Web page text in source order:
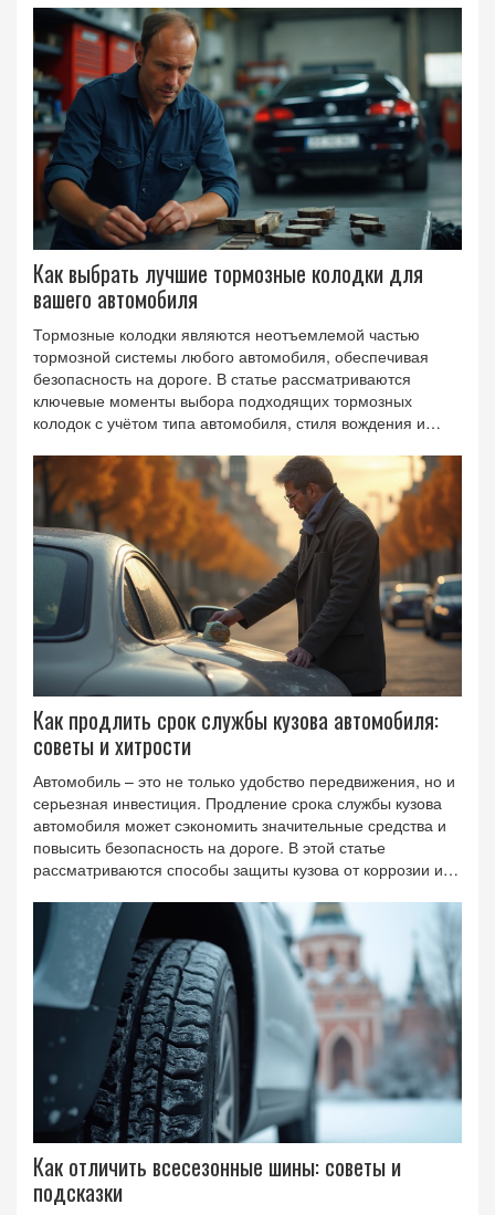
лаконичный вид Japandi. В этой статье мы рассмотрим
ключевые особенности Japandi-стиля и его применение в
тюнинге автомобилей, уделяя внимание гармонии
простоты и новейших технологий.
Как выбрать лучшие тормозные колодки для
вашего автомобиля
Тормозные колодки являются неотъемлемой частью
тормозной системы любого автомобиля, обеспечивая
безопасность на дороге. В статье рассматриваются
ключевые моменты выбора подходящих тормозных
колодок с учётом типа автомобиля, стиля вождения и
различным типам материалов и производителям, а также
советам по замене колодок. Цель статьи — помочь
автовладельцам сделать осознанный выбор и обеспечить
максимальную эффективность торможения.
Как продлить срок службы кузова автомобиля:
советы и хитрости
Автомобиль – это не только удобство передвижения, но и
серьезная инвестиция. Продление срока службы кузова
автомобиля может сэкономить значительные средства и
повысить безопасность на дороге. В этой статье
рассматриваются способы защиты кузова от коррозии и
рекомендаций специалистов. Читатели узнают, как
регулярный уход и профилактика помогают продлить
жизни их машине. Также будут предложены советы по
использованию автомобильных чехлов и покрытий.
Как отличить всесезонные шины: советы и
подсказки